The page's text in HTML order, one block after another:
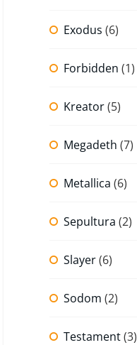
Exodus (6)
Forbidden (1)
Kreator(5)
Megadeth (7)
Metallica (6)
Sepultura (2)
Slayer(6)
Sodom (2)
Testament(3)